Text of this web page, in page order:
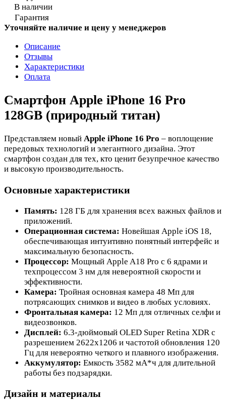
В наличии
Гарантия
Уточняйте наличие и цену у менеджеров
Описание
Отзывы
Характеристики
Оплата
Смартфон Apple iPhone 16 Pro
128GB (природный титан)
Представляем новый Apple iPhone 16 Pro – воплощение
передовых технологий и элегантного дизайна. Этот
смартфон создан для тех, кто ценит безупречное качество
и высокую производительность.
Основные характеристики
Память: 128 ГБ для хранения всех важных файлов и
приложений.
Операционная система: Новейшая Apple iOS 18,
обеспечивающая интуитивно понятный интерфейс и
максимальную безопасность.
Процессор: Мощный Apple A18 Pro с 6 ядрами и
техпроцессом 3 нм для невероятной скорости и
эффективности.
Камера: Тройная основная камера 48 Мп для
потрясающих снимков и видео в любых условиях.
Фронтальная камера: 12 Мп для отличных селфи и
видеозвонков.
Дисплей: 6.3-дюймовый OLED Super Retina XDR с
разрешением 2622x1206 и частотой обновления 120
Гц для невероятно четкого и плавного изображения.
Аккумулятор: Емкость 3582 мА*ч для длительной
работы без подзарядки.
Дизайн и материалы